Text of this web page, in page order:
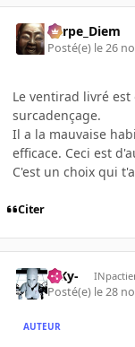
Carpe_Diem
Posté(e) le 26
Le ventirad livré
surcadençage.
Il a la mauvaise
efficace. Ceci est
C'est un choix qui
Citer
-SKy-
Posté(e) le 28
AUTEUR